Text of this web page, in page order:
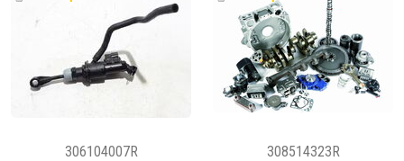
306104007R 308514323R